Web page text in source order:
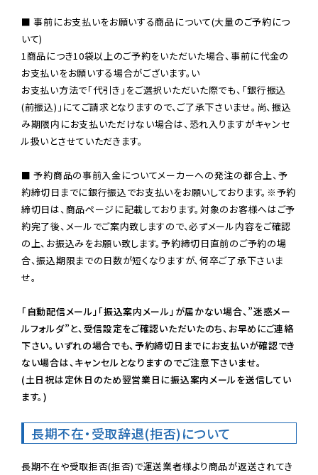
■ 事前にお支払いをお願いする商品について(大量のご予約につ
いて)
1商品につき10袋以上のご予約をいただいた場合、事前に代金の
お支払いをお願いする場合がございます。い
お支払い方法で「代引き」をご選択いただいた際でも、「銀行振込
(前振込)」にてご請求となりますので、ご了承下さいませ。尚、振込
み期限内にお支払いただけない場合は、恐れ入りますがキャンセ
ル扱いとさせていただきます。
■ 予約商品の事前入金についてメーカーへの発注の都合上、予
約締切日までに銀行振込でお支払いをお願いしております。※予約
締切日は、商品ページに記載しております。対象のお客様へはご予
約完了後、メールでご案内致しますので、必ずメール内容をご確認
の上、お振込みをお願い致します。予約締切日直前のご予約の場
合、振込期限までの日数が短くなりますが、何卒ご了承下さいま
せ。
「自動配信メール」「振込案内メール」が届かない場合、”迷惑メー
ルフォルダ”と、受信設定をご確認いただいたのち、お早めにご連絡
下さい。いずれの場合でも、予約締切日までにお支払いが確認でき
ない場合は、キャンセルとなりますのでご注意下さいませ。
(土日祝は定休日のため翌営業日に振込案内メールを送信してい
ます。)
長期不在・受取辞退(拒否)について
長期不在や受取拒否(拒否)で運送業者様より商品が返送されてき